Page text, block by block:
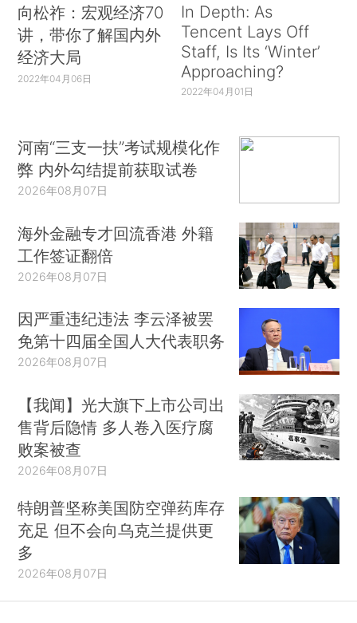
向松祚：宏观经济70
讲，带你了解国内外
经济大局
2022年04月06日
In Depth: As
Tencent Lays Off
Staff, Is Its ‘Winter’
Approaching?
2022年04月01日
河南“三支一扶”考试规模化作
弊 内外勾结提前获取试卷
2026年08月07日
海外金融专才回流香港 外籍
工作签证翻倍
2026年08月07日
因严重违纪违法 李云泽被罢
免第十四届全国人大代表职务
2026年08月07日
【我闻】光大旗下上市公司出
售背后隐情 多人卷入医疗腐
败案被查
2026年08月07日
特朗普坚称美国防空弹药库存
充足 但不会向乌克兰提供更
多
2026年08月07日